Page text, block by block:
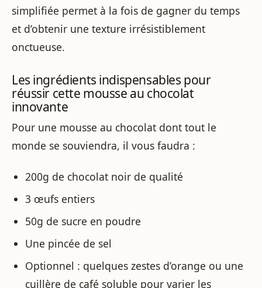
simplifiée permet à la fois de gagner du temps
et d’obtenir une texture irrésistiblement
onctueuse.
Les ingrédients indispensables pour
réussir cette mousse au chocolat
innovante
Pour une mousse au chocolat dont tout le
monde se souviendra, il vous faudra :
200g de chocolat noir de qualité
3 œufs entiers
50g de sucre en poudre
Une pincée de sel
Optionnel : quelques zestes d’orange ou une
cuillère de café soluble pour varier les